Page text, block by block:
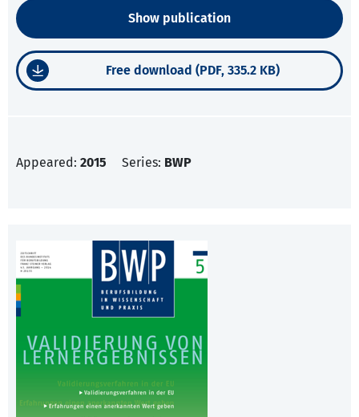
Show publication
Free download (PDF, 335.2 KB)
Appeared: 2015 Series: BWP